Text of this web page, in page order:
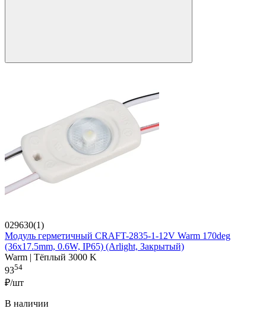
029630(1)
Модуль герметичный CRAFT-2835-1-12V Warm 170deg
(36x17.5mm, 0.6W, IP65) (Arlight, Закрытый)
Warm | Тёплый 3000 K
9354
₽/шт
В наличии